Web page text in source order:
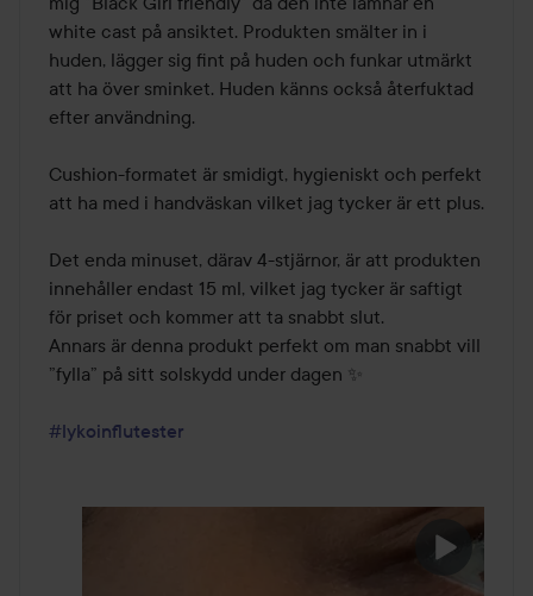
white cast på ansiktet. Produkten smälter in i
huden, lägger sig fint på huden och funkar utmärkt
att ha över sminket. Huden känns också återfuktad
efter användning.
Cushion-formatet är smidigt, hygieniskt och perfekt
att ha med i handväskan vilket jag tycker är ett plus.
Det enda minuset, därav 4-stjärnor, är att produkten
innehåller endast 15 ml, vilket jag tycker är saftigt
för priset och kommer att ta snabbt slut.
Annars är denna produkt perfekt om man snabbt vill
”fylla” på sitt solskydd under dagen ✨
#lykoinflutester